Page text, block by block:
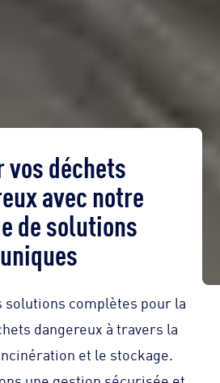
vos déchets
avec notre
de solutions
uniques
solutions complètes pour la
dangereux à travers la
et le stockage.